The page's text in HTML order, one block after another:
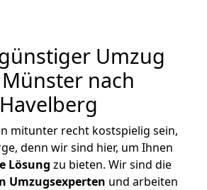
Umzug
nach
Havelberg
mitunter recht kostspielig sein,
denn wir sind hier, um Ihnen
Lösung zu bieten. Wir sind die
Umzugsexperten und arbeiten